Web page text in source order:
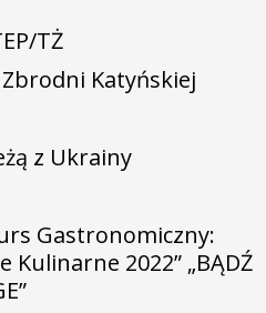
TŻ
Katyńskiej
z Ukrainy
Gastronomiczny:
Kulinarne 2022” „BĄDŹ